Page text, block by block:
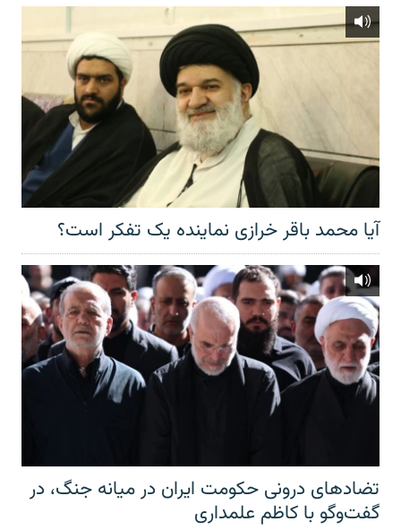
آیا محمد باقر خرازی نماینده یک تفکر است؟
تضادهای درونی حکومت ایران در میانه جنگ، در
گفت‌‌وگو با کاظم علمداری